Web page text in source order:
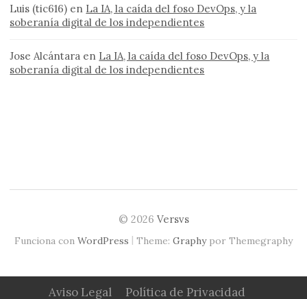
Luis (tic616) en La IA, la caída del foso DevOps, y la
soberanía digital de los independientes
Jose Alcántara en La IA, la caída del foso DevOps, y la
soberanía digital de los independientes
© 2026 Versvs
Funciona con WordPress | Theme: Graphypor Themegraphy
Aviso Legal Política de Privacidad